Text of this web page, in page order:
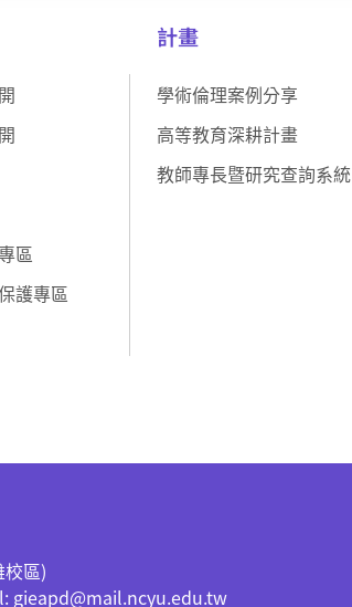
區
護專區
計畫
學術倫理案例分享
高等教育深耕計畫
教師專長暨研究查詢系統
區)
gieapd@mail.ncyu.edu.tw